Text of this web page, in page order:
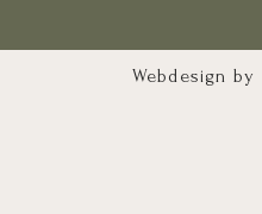
Webdesign by